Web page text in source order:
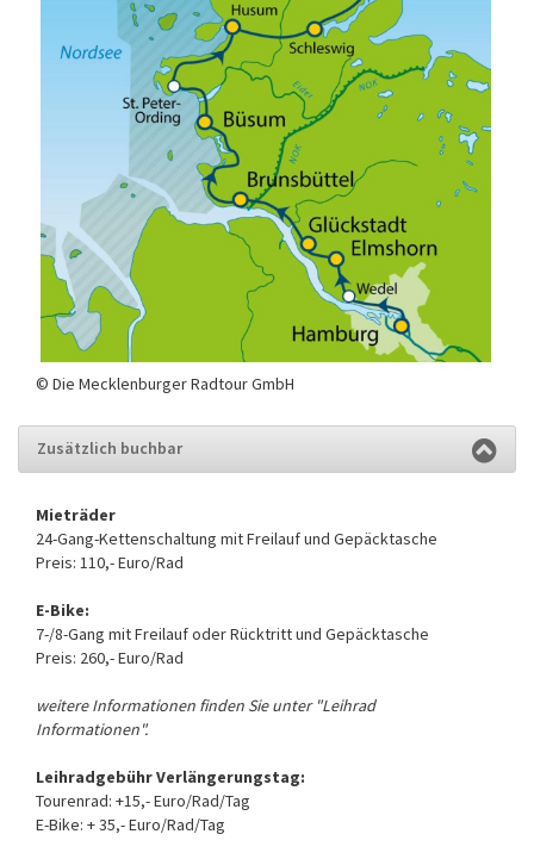
© Die Mecklenburger Radtour GmbH
Zusätzlich buchbar
Mieträder
24-Gang-Kettenschaltung mit Freilauf und Gepäcktasche
Preis: 110,- Euro/Rad
E-Bike:
7-/8-Gang mit Freilauf oder Rücktritt und Gepäcktasche
Preis: 260,- Euro/Rad
weitere Informationen finden Sie unter "Leihrad
Informationen".
Leihradgebühr Verlängerungstag:
Tourenrad: +15,- Euro/Rad/Tag
E-Bike: + 35,- Euro/Rad/Tag